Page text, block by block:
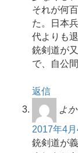
それが何
た。日本
代よりも
銃剣道が
で、自公
返信
よ
2017年4
銃剣道が